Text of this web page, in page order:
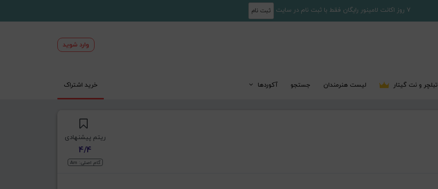
7 روز اکانت لامینور رایگان فقط با ثبت نام در سایت ثبت نام
وارد شوید
تبلچر و نت گیتار لیست هنرمندان جستجو آکوردها خرید اشتراک
ریتم پیشنهادی
4/4
گام اصلی: Am